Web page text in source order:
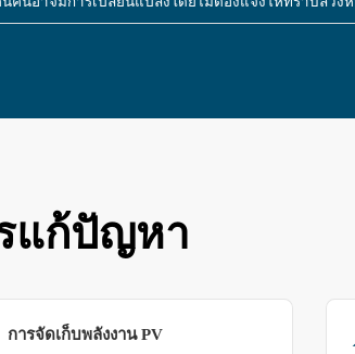
แก้ปัญหา
การจัดเก็บพลังงาน PV